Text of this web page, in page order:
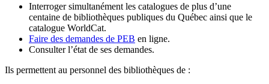
Interroger simultanément les catalogues de plus d’une
centaine de bibliothèques publiques du Québec ainsi que le
catalogue WorldCat.
Faire des demandes de PEB en ligne.
Consulter l’état de ses demandes.
Ils permettent au personnel des bibliothèques de :